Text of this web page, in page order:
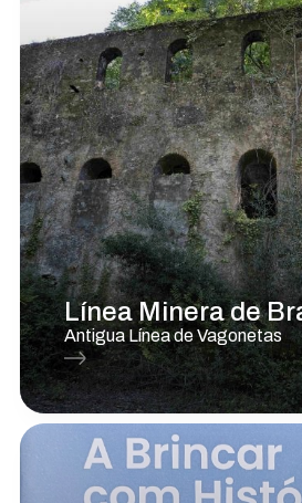
Línea Minera de
Antigua Línea de Vagonetas